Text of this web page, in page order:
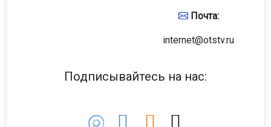
Почта:
internet@otstv.ru
Подписывайтесь на нас: